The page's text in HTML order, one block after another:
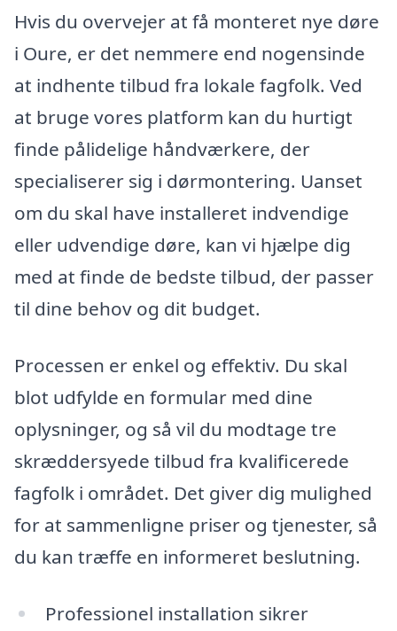
Hvis du overvejer at få monteret nye døre
i Oure, er det nemmere end nogensinde
at indhente tilbud fra lokale fagfolk. Ved
at bruge vores platform kan du hurtigt
finde pålidelige håndværkere, der
specialiserer sig i dørmontering. Uanset
om du skal have installeret indvendige
eller udvendige døre, kan vi hjælpe dig
med at finde de bedste tilbud, der passer
til dine behov og dit budget.
Processen er enkel og effektiv. Du skal
blot udfylde en formular med dine
oplysninger, og så vil du modtage tre
skræddersyede tilbud fra kvalificerede
fagfolk i området. Det giver dig mulighed
for at sammenligne priser og tjenester, så
du kan træffe en informeret beslutning.
Professionel installation sikrer